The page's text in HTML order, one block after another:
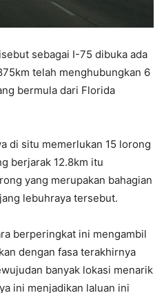
sebagai I-75 dibuka ada
telah menghubungkan 6
bermula dari Florida
di situ memerlukan 15 lorong
berjarak 12.8km itu
yang merupakan bahagian
lebuhraya tersebut.
berperingkat ini mengambil
dengan fasa terakhirnya
banyak lokasi menarik
ini menjadikan laluan ini